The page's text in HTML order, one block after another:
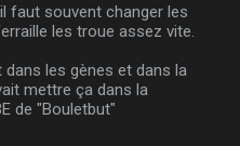
faut souvent changer les
les troue assez vite.
les gènes et dans la
mettre ça dans la
de "Bouletbut"